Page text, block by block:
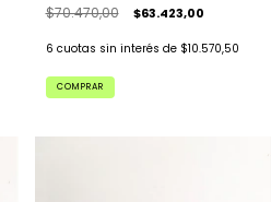
$70.470,00
$63.423,00
6 cuotas sin interés de $10.570,50
COMPRAR